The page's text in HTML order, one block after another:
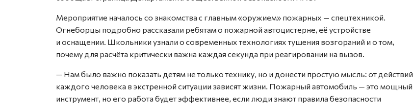
Мероприятие началось со знакомства с главным «оружием» пожарных — спецтехникой.
Огнеборцы подробно рассказали ребятам о пожарной автоцистерне, её устройстве
и оснащении. Школьники узнали о современных технологиях тушения возгораний и о том,
почему для расчёта критически важна каждая секунда при реагировании на вызов.
— Нам было важно показать детям не только технику, но и донести простую мысль: от действий
каждого человека в экстренной ситуации зависят жизни. Пожарный автомобиль — это мощный
инструмент, но его работа будет эффективнее, если люди знают правила безопасности